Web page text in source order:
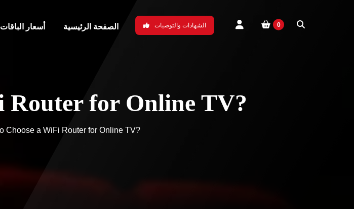
أسعار الباقات الصفحة الرئيسية الشهادات والتوصيات
bobplayer 0
Router for Online TV?
Choose a WiFi Router for Online TV?